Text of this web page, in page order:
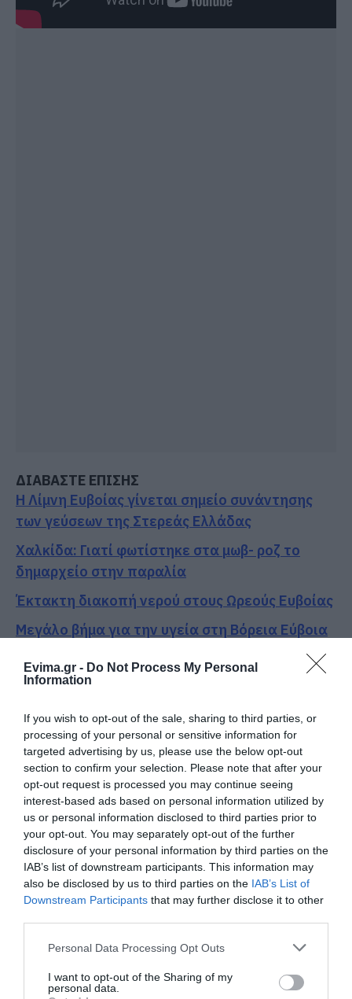
Evima.gr - Do Not Process My Personal
Information
If you wish to opt-out of the sale, sharing to third parties, or
processing of your personal or sensitive information for
targeted advertising by us, please use the below opt-out
section to confirm your selection. Please note that after your
opt-out request is processed you may continue seeing
interest-based ads based on personal information utilized by
us or personal information disclosed to third parties prior to
your opt-out. You may separately opt-out of the further
disclosure of your personal information by third parties on the
IAB’s list of downstream participants. This information may
also be disclosed by us to third parties on the IAB’s List of
Downstream Participants that may further disclose it to other
Please note that this website/app uses one or more Google
not limited to your visit or usage behaviour. You may click to
grant or deny consent to Google and its third-party tags to
Personal Data Processing Opt Outs
I want to opt-out of the Sharing of my
personal data.
ΔΙΑΒΑΣΤΕ ΕΠΙΣΗΣ
Η Λίμνη Ευβοίας γίνεται σημείο συνάντησης
των γεύσεων της Στερεάς Ελλάδας
Χαλκίδα: Γιατί φωτίστηκε στα μωβ- ροζ το
δημαρχείο στην παραλία
Έκτακτη διακοπή νερού στους Ωρεούς Ευβοίας
Μεγάλο βήμα για την υγεία στη Βόρεια Εύβοια
Ακολουθήστε το evima.gr στοGoogle News
Διαβάστε όλες τιςτελευταίες ειδήσειςγια την
Ελλάδα και τονΚόσμοστο evima.gr
TAGS: ΑΓΙΟΣ ΕΙΔΗΣΕΙΣ ΕΥΒΟΙΑ
ΕΥΒΟΙΑ
ΕΥΒΟΙΑ ΧΙΟΝΙΑ
ΝΕΑ ΧΙΟΝΙΑ
ΧΙΟΝΙΑ ΕΥΒΟΙΑ
ΧΙΟΝΙΑ ΣΤΗΝ ΕΥΒΟΙΑ
ΡΟΗ ΕΙΔΗΣΕΩΝ
Αύγουστος στην Εύβοια: Τι θα
γίνει αύριο στα σοκάκια αυτού
χωριού
Η Λίμνη Ευβοίας γίνεται σημείο
συνάντησης των γεύσεων της